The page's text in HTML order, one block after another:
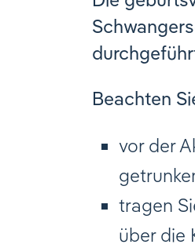
Beachten
vor der
tragen
über die